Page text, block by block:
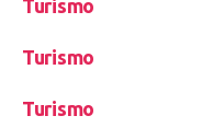
Turismo
Turismo
Turismo